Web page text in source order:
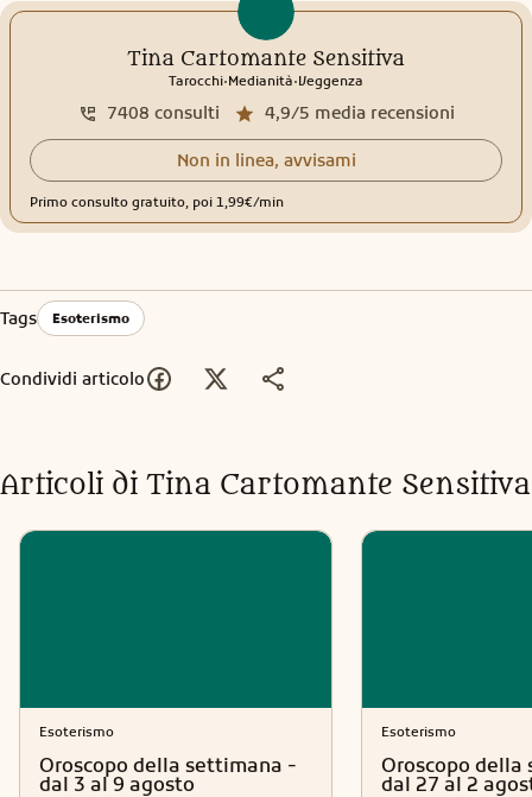
Tina Cartomante Sensitiva
Tarocchi.Medianità.Veggenza
4,9/5 media recensioni
7408 consulti
Non in linea, avvisami
Primo consulto gratuito, poi 1,99€/min
Tags Esoterismo
Condividi articolo
Articoli di Tina Cartomante Sensitiva
Esoterismo
Oroscopo della settimana -
dal 3 al 9 agosto
Esoterismo
Oroscopo
dal 27 al 2